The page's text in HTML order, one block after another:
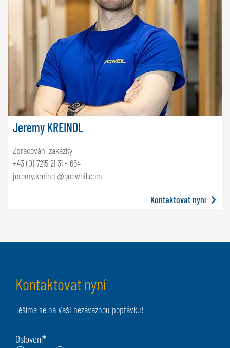
Jeremy KREINDL
Zpracování zakázky
+43 (0) 7215 21 31 - 654
jeremy.kreindl@goeweil.com
Kontaktovat nyní
Kontaktovat nyní
Těšíme se na Vaši nezávaznou poptávku!
Oslovení*